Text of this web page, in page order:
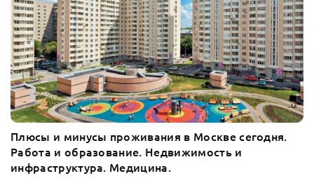
Плюсы и минусы проживания в Москве сегодня.
Работа и образование. Недвижимость и
инфраструктура. Медицина.